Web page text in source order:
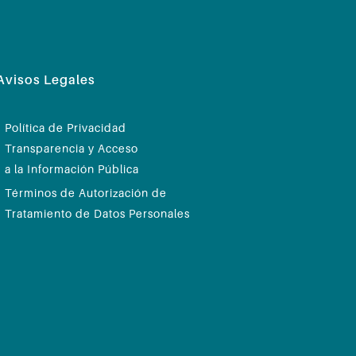
Legales
Política de Privacidad
Transparencia y Acceso
a la Información Pública
Términos de Autorización de
Tratamiento de Datos Personales